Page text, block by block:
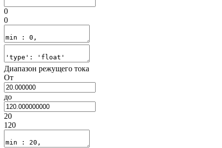
0
0
Диапазон режущего тока
От
до
20
120